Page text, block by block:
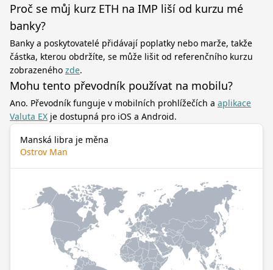
Proč se můj kurz ETH na IMP liší od kurzu mé
banky?
Banky a poskytovatelé přidávají poplatky nebo marže, takže
částka, kterou obdržíte, se může lišit od referenčního kurzu
zobrazeného zde.
Mohu tento převodník používat na mobilu?
Ano. Převodník funguje v mobilních prohlížečích a aplikace
Valuta EX je dostupná pro iOS a Android.
Manská libra je měna
Ostrov Man